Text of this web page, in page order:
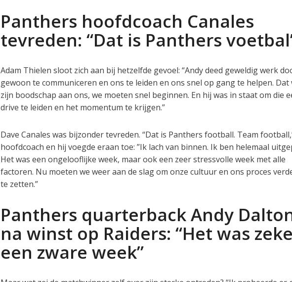
Panthers hoofdcoach Canales
tevreden: “Dat is Panthers
Adam Thielen sloot zich aan bij hetzelfde gevoel: “Andy deed geweldig werk
gewoon te communiceren en ons te leiden en ons snel op gang te helpen. Dat
zijn boodschap aan ons, we moeten snel beginnen. En hij was in staat om die
drive te leiden en het momentum te krijgen.”
Dave Canales was bijzonder tevreden. “Dat is Panthers football. Team
hoofdcoach en hij voegde eraan toe: ”Ik lach van binnen. Ik ben helemaal
Het was een ongelooflijke week, maar ook een zeer stressvolle week met alle
factoren. Nu moeten we weer aan de slag om onze cultuur en ons proces
te zetten.”
Panthers quarterback Andy
na winst op Raiders: “Het was
een zware week”